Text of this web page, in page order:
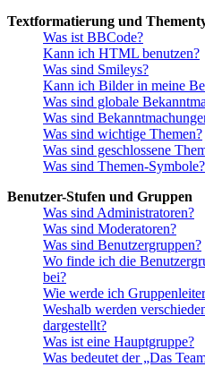
Textformatierung und
Was ist BBCode?
Kann ich HTML benutzen?
Was sind Smileys?
Kann ich Bilder in meine
Was sind globale
Was sind
Was sind wichtige Themen?
Was sind geschlossene
Was sind Themen-Symbole?
Benutzer-Stufen und Gruppen
Was sind Administratoren?
Was sind Moderatoren?
Was sind Benutzergruppen?
Wo finde ich die
bei?
Wie werde ich
Weshalb werden
dargestellt?
Was ist eine Hauptgruppe?
Was bedeutet der „Das